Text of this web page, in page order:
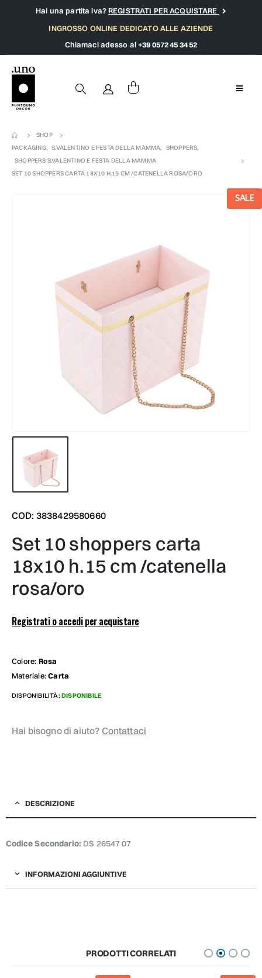
Hai una partita iva?REGISTRATI PER ACQUISTARE
INGROSSO ONLINE DEDICATO ALLE AZIENDE
Chiamaci adesso al +39 0572 45 34 52
SHOP
PACKAGING, S.VALENTINO E FESTA DELLA MAMMA, SHOPPERS,
SHOPPERS S.VALENTINO E FESTA DELLA MAMMA
SET 10 SHOPPERS CARTA 18X10 H.15 CM /CATENELLA ROSA/ORO
SALE
COD: 3838429580660
set 10 shoppers carta
18x10 h.15 cm /catenella
rosa/oro
Registrati o accedi per acquistare
Colore: Rosa
Materiale:Carta
DISPONIBILITÀ: DISPONIBILE
Hai bisogno di aiuto? Contattaci
DESCRIZIONE
Codice Secondario: DS 26547 07
INFORMAZIONI AGGIUNTIVE
PRODOTTI CORRELATI